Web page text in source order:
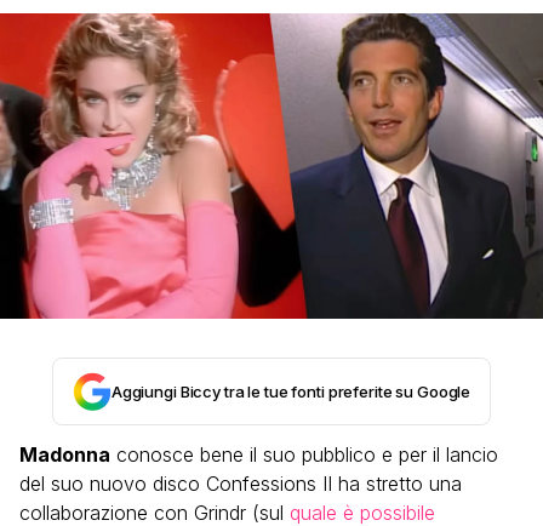
Aggiungi Biccy tra le tue fonti preferite su Google
Madonna conosce bene il suo pubblico e per il lancio
del suo nuovo disco Confessions II ha stretto una
collaborazione con Grindr (sul quale è possibile